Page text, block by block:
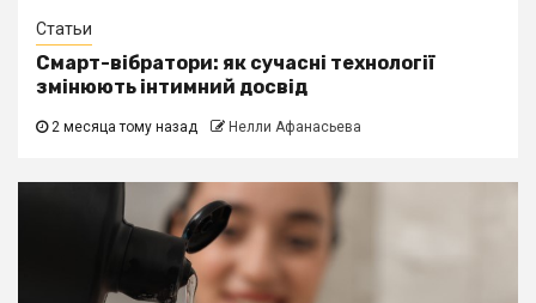
Статьи
Смарт-вібратори: як сучасні технології
змінюють інтимний досвід
2 месяца тому назад Нелли Афанасьева